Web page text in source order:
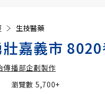
生技醫藥
嘉義市
傳播部企劃製作
瀏覽數 5,700+